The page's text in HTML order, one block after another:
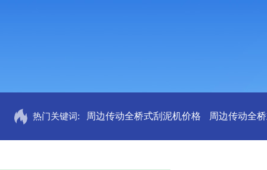
热门关键词: 周边传动全桥式刮泥机价格 周边传动全